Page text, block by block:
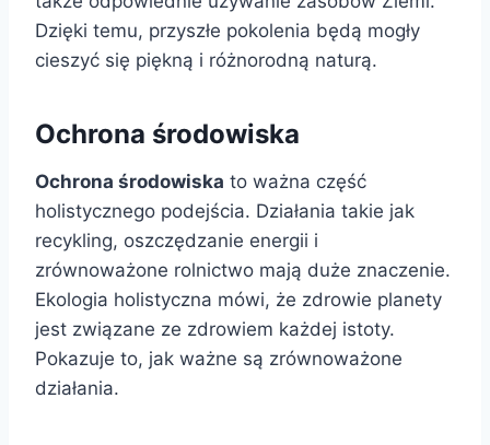
Dzięki temu, przyszłe pokolenia będą mogły
cieszyć się piękną i różnorodną naturą.
Ochrona środowiska
Ochrona środowiska to ważna część
holistycznego podejścia. Działania takie jak
recykling, oszczędzanie energii i
zrównoważone rolnictwo mają duże znaczenie.
Ekologia holistyczna mówi, że zdrowie planety
jest związane ze zdrowiem każdej istoty.
Pokazuje to, jak ważne są zrównoważone
działania.